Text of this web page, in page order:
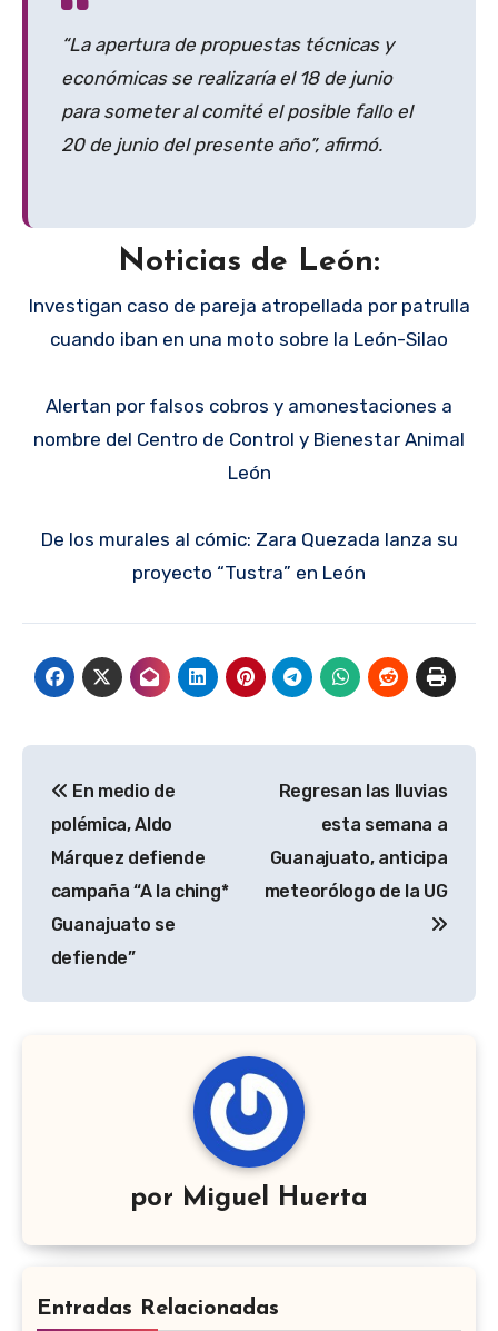
“La apertura de propuestas técnicas y
económicas se realizaría el 18 de junio
para someter al comité el posible fallo el
20 de junio del presente año”, afirmó.
Noticias de León:
Investigan caso de pareja atropellada por patrulla
cuando iban en una moto sobre la León-Silao
Alertan por falsos cobros y amonestaciones a
nombre del Centro de Control y Bienestar Animal
León
De los murales al cómic: Zara Quezada lanza su
proyecto “Tustra” en León
de
entradas
En medio de
polémica, Aldo
Márquez defiende
campaña “A la ching*
Guanajuato se
defiende”
Regresan las lluvias
esta semana a
Guanajuato, anticipa
meteorólogo de la UG
por Miguel Huerta
Entradas Relacionadas